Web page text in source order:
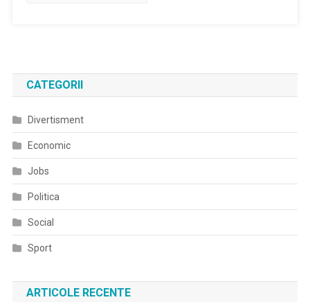
CATEGORII
Divertisment
Economic
Jobs
Politica
Social
Sport
ARTICOLE RECENTE